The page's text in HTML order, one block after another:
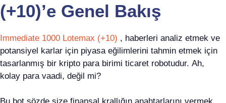
(+10)’e Genel Bakış
Immediate 1000 Lotemax (+10) , haberleri analiz etmek ve
potansiyel karlar için piyasa eğilimlerini tahmin etmek için
tasarlanmış bir kripto para birimi ticaret robotudur. Ah,
kolay para vaadi, değil mi?